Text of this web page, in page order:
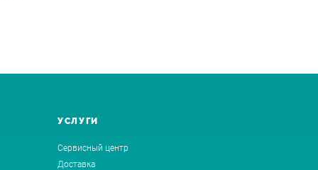
УСЛУГИ
Сервисный центр
Доставка